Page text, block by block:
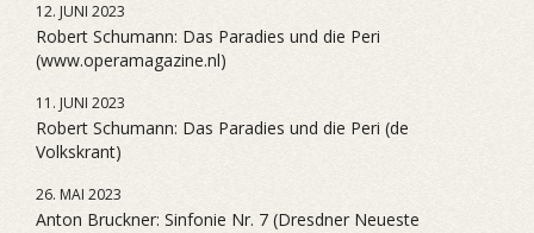
12. JUNI 2023
Robert Schumann: Das Paradies und die Peri
(www.operamagazine.nl)
11. JUNI 2023
Robert Schumann: Das Paradies und die Peri (de
Volkskrant)
26. MAI 2023
Anton Bruckner: Sinfonie Nr. 7 (Dresdner Neueste